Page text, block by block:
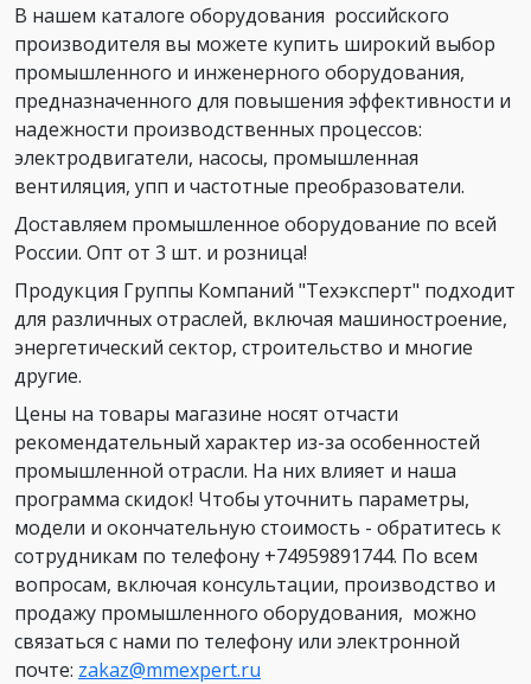
В нашем каталоге оборудования российского
производителя вы можете купить широкий выбор
промышленного и инженерного оборудования,
предназначенного для повышения эффективности и
надежности производственных процессов:
электродвигатели, насосы, промышленная
вентиляция, упп и частотные преобразователи.
Доставляем промышленное оборудование по всей
России. Опт от 3 шт. и розница!
Продукция Группы Компаний "Техэксперт" подходит
для различных отраслей, включая машиностроение,
энергетический сектор, строительство и многие
другие.
Цены на товары магазине носят отчасти
рекомендательный характер из-за особенностей
промышленной отрасли. На них влияет и наша
программа скидок! Чтобы уточнить параметры,
модели и окончательную стоимость - обратитесь к
сотрудникам по телефону +74959891744. По всем
вопросам, включая консультации, производство и
продажу промышленного оборудования, можно
связаться с нами по телефону или электронной
почте: zakaz@mmexpert.ru